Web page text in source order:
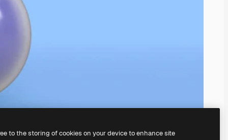
to the storing of cookies on your device to enhance site